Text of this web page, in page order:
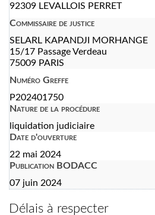
92309 LEVALLOIS PERRET
Commissaire de justice
SELARL KAPANDJI MORHANGE
15/17 Passage Verdeau
75009 PARIS
Numéro Greffe
P202401750
Nature de la procédure
liquidation judiciaire
Date d'ouverture
22 mai 2024
Publication BODACC
07 juin 2024
Délais à respecter